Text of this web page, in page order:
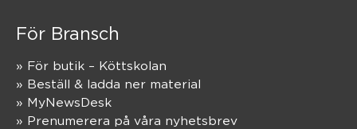
För Bransch
» För butik – Köttskolan
» Beställ & ladda ner material
» MyNewsDesk
» Prenumerera på våra nyhetsbrev